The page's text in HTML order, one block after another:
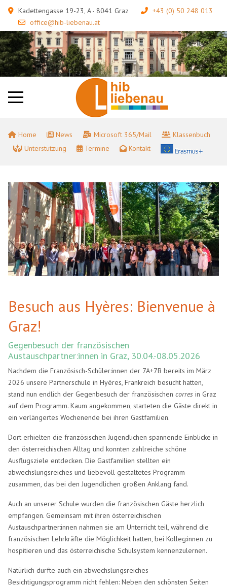
Kadettengasse 19-23, A - 8041 Graz
+43 (0) 50 248 013
office@hib-liebenau.at
Home News Microsoft 365/Mail
Klassenbuch
Unterstützung
Termine Kontakt
Besuch aus Hyères: Bienvenue à
Graz!
Gegenbesuch der französischen
Austauschpartner:innen in Graz, 30.04.-08.05.2026
Nachdem die Französisch-Schüler:innen der 7A+7B bereits im März
2026 unsere Partnerschule in Hyères, Frankreich besucht hatten,
stand nun endlich der Gegenbesuch der französischencorres in Graz
auf dem Programm. Kaum angekommen, starteten die Gäste direkt in
ein verlängertes Wochenende bei ihren Gastfamilien.
Dort erhielten die französischen Jugendlichen spannende Einblicke in
den österreichischen Alltag und konnten zahlreiche schöne
Ausflugsziele entdecken. Die Gastfamilien stellten ein
abwechslungsreiches und liebevoll gestaltetes Programm
zusammen, das bei den Jugendlichen großen Anklang fand.
Auch an unserer Schule wurden die französischen Gäste herzlich
empfangen. Gemeinsam mit ihren österreichischen
Austauschpartner:innen nahmen sie am Unterricht teil, während die
französischen Lehrkräfte die Möglichkeit hatten, bei Kolleg:innen zu
hospitieren und das österreichische Schulsystem kennenzulernen.
Natürlich durfte auch ein abwechslungsreiches
Besichtigungsprogramm nicht fehlen: Neben den schönsten Seiten